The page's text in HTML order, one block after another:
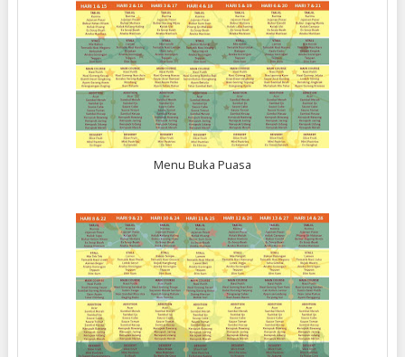
Menu Buka Puasa